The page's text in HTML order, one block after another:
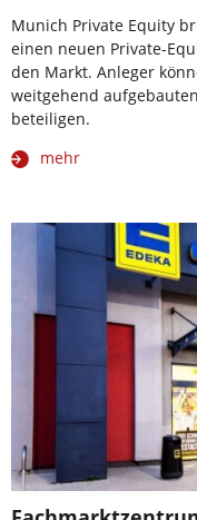
Munich Private Equity
einen neuen Private-
den Markt. Anleger
weitgehend
beteiligen.
mehr